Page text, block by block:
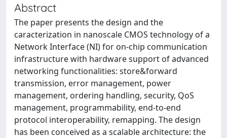
Abstract
The paper presents the design and the
caracterization in nanoscale CMOS technology of a
Network Interface (NI) for on-chip communication
infrastructure with hardware support of advanced
networking functionalities: store&forward
transmission, error management, power
management, ordering handling, security, QoS
management, programmability, end-to-end
protocol interoperability, remapping. The design
has been conceived as a scalable architecture: the